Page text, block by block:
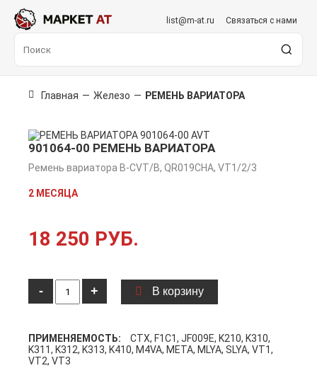
list@m-at.ru Связаться с нами
Главная — Железо — РЕМЕНЬ ВАРИАТОРА
901064-00 РЕМЕНЬ ВАРИАТОРА
Ремень вариатора B-CVT/B, QR019CHA, VT1/2/3
2 МЕСЯЦА
18 250 РУБ.
- + В корзину
ПРИМЕНЯЕМОСТЬ:
CTX, F1C1, JF009E, K210, K310,
K311, K312, K313, K410, M4VA, META, MLYA, SLYA, VT1,
VT2, VT3